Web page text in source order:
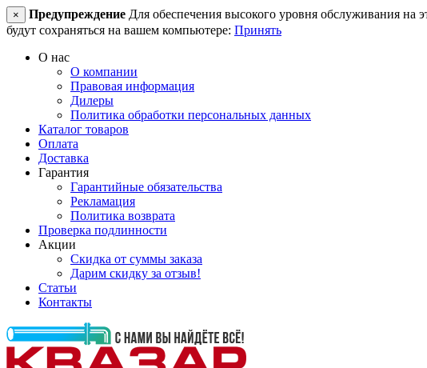
× Предупреждение Для обеспечения высокого уровня обслуживания на
будут сохраняться на вашем компьютере: Принять
О нас
О компании
Правовая информация
Дилеры
Политика обработки персональных данных
Каталог товаров
Оплата
Доставка
Гарантия
Гарантийные обязательства
Рекламация
Политика возврата
Проверка подлинности
Акции
Скидка от суммы заказа
Дарим скидку за отзыв!
Статьи
Контакты